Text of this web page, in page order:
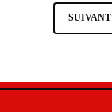
SUIVANT